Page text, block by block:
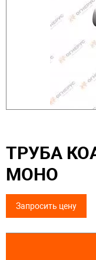
ТРУБА
МОНО
Запросить цену